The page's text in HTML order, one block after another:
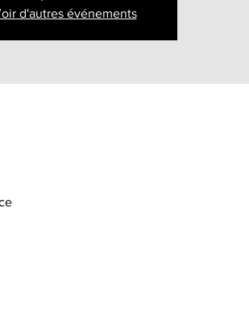
d'autres événements